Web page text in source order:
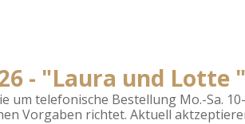
- "Laura und Lotte "
telefonische Bestellung Mo.-Sa.
Vorgaben richtet. Aktuell